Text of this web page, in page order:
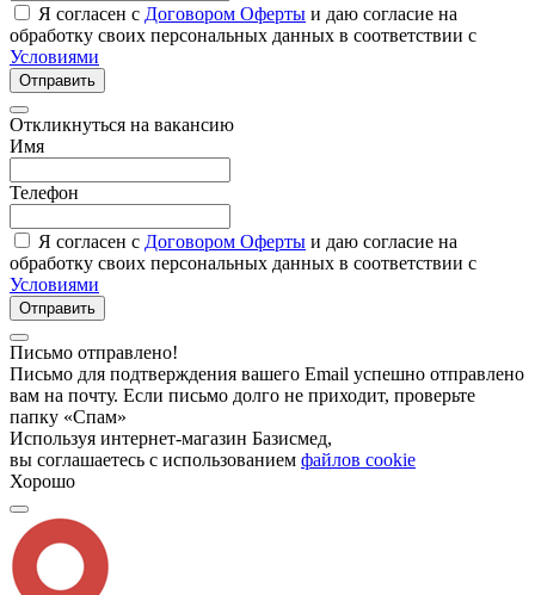
Я согласен с Договором Оферты и даю согласие на
обработку своих персональных данных в соответствии с
Условиями
Отправить
Откликнуться на вакансию
Имя
Телефон
Я согласен с Договором Оферты и даю согласие на
обработку своих персональных данных в соответствии с
Условиями
Отправить
Письмо отправлено!
Письмо для подтверждения вашего Email успешно отправлено
вам на почту. Если письмо долго не приходит, проверьте
папку «Спам»
Используя интернет-магазин Базисмед,
вы соглашаетесь с использованием файлов cookie
Хорошо